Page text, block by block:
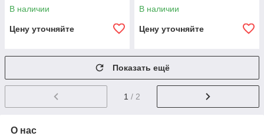
В наличии
Цену уточняйте
В наличии
Цену уточняйте
Показать ещё
1 / 2
О нас